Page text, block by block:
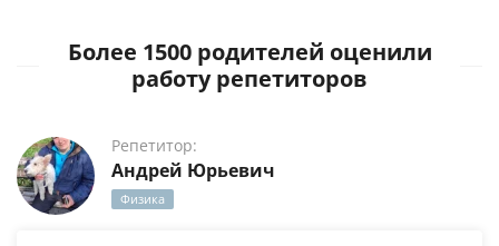
Более 1500 родителей оценили
работу репетиторов
Репетитор:
Андрей Юрьевич
Физика